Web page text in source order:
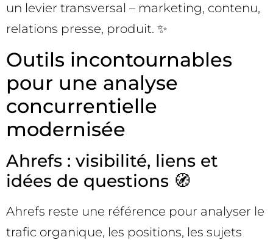
un levier transversal – marketing, contenu,
relations presse, produit. ✨
Outils incontournables
pour une analyse
concurrentielle
modernisée
Ahrefs : visibilité, liens et
idées de questions 🧭
Ahrefs reste une référence pour analyser le
trafic organique, les positions, les sujets